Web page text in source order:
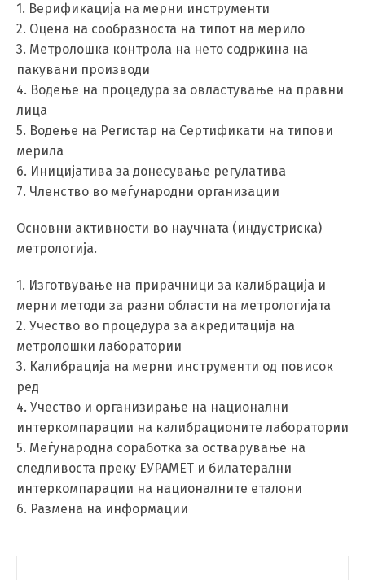
1. Верификација на мерни инструменти
2. Оцена на сообразноста на типот на мерило
3. Метролошка контрола на нето содржина на
пакувани производи
4. Водење на процедура за овластување на правни
лица
5. Водење на Регистар на Сертификати на типови
мерила
6. Иницијатива за донесување регулатива
7. Членство во меѓународни организации
Основни активности во научната (индустриска)
метрологија.
1. Изготвување на прирачници за калибрација и
мерни методи за разни области на метрологијата
2. Учество во процедура за акредитација на
метролошки лаборатории
3. Калибрација на мерни инструменти од повисок
ред
4. Учество и организирање на национални
интеркомпарации на калибрационите лаборатории
5. Меѓународна соработка за остварување на
следливоста преку ЕУРАМЕТ и билатерални
интеркомпарации на националните еталони
6. Размена на информации
Switch The Language
English